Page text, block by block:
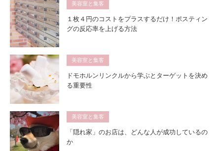
美容室と集客
１枚４円のコストをプラスするだけ！ポスティン
グの反応率を上げる方法
美容室と集客
ドモホルンリンクルから学ぶとターゲットを決め
る重要性
美容室と集客
「隠れ家」のお店は、どんな人が成功しているの
か